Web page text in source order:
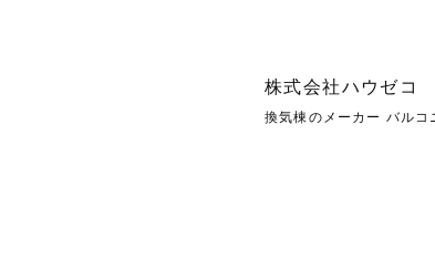
株式会社ハウゼコ
換気棟のメーカー バル